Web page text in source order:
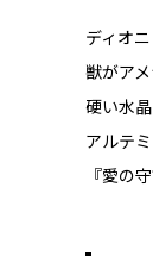
ディオ
獣がア
硬い水
アルテ
『愛の